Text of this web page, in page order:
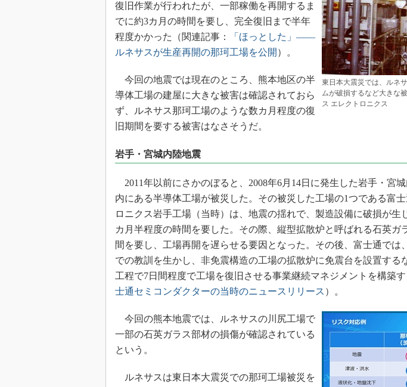
東日本大震災では、ルネ
ムが破損するなど大きな
ス エレクトロニクス
復旧作業が行われたが、一部稼働を再開するま
でに約3カ月の時間を要し、完全復旧まで半年
程度かかった（関連記事：
「ほっとした」――
ルネサスが生産再開の那珂工場を公開 ）。
今回の地震では現在のところ、熊本地区の半
導体工場の建屋に大きな被害は確認されておら
ず、ルネサス那珂工場のような数カ月程度の復
旧期間を要する被害はなさそうだ。
岩手・宮城内陸地震
2011年以前にさかのぼると、2008年6月14日に発生した岩手・宮
内にある半導体工場が被災した。その被災した工場の1つである富
ロニクス岩手工場（当時）は、地震の揺れで、製造設備に破損が生
カ月半程度の時間を要した。その際、縦型拡散炉と呼ばれる石英ガ
間を要し、工場再開を遅らせる要因となった。その後、富士通では
での教訓を生かし、非免震構造の工場の拡散炉に免震台を設置する
工程で7日間程度で工場を復旧させる事業継続マネジメントを構築
士通セミコンダクターの当時のニュースリリース ）。
今回の熊本地震では、ルネサスの川尻工場で
一部の石英ガラス部材の損傷が確認されている
という。
ルネサスは東日本大震災での那珂工場被災を